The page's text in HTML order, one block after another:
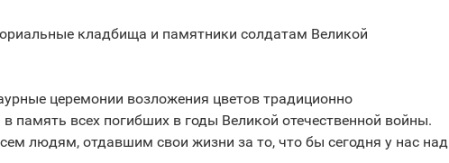
кладбища и памятники солдатам Великой
церемонии возложения цветов традиционно
память всех погибших в годы Великой отечественной войны.
людям, отдавшим свои жизни за то, что бы сегодня у нас над